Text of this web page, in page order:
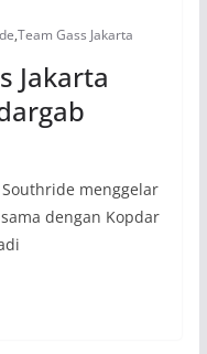
,Team Gass Jakarta
Jakarta
Southride menggelar
dengan Kopdar